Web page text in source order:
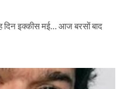
वह दिन इक्कीस मई… आज बरसों बाद